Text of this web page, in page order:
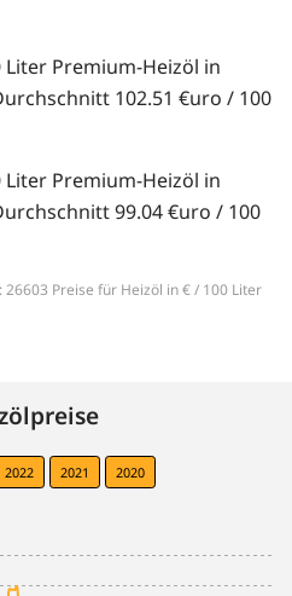
Liter Premium-Heizöl in
102.51 €uro / 100
Liter Premium-Heizöl in
99.04 €uro / 100
26603 Preise für Heizöl in € / 100 Liter
2022 2021
2020